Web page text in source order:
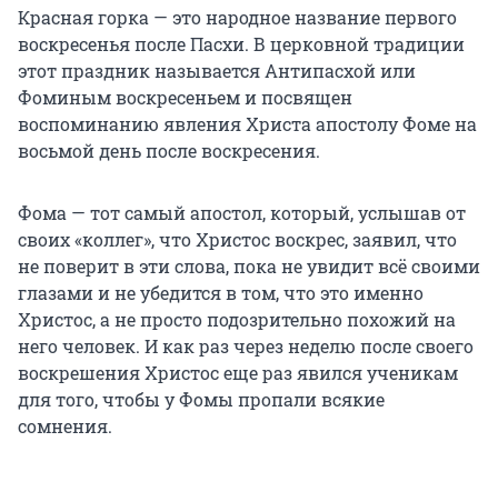
Красная горка — это народное название первого
воскресенья после Пасхи. В церковной традиции
этот праздник называется Антипасхой или
Фоминым воскресеньем и посвящен
воспоминанию явления Христа апостолу Фоме на
восьмой день после воскресения.
Фома — тот самый апостол, который, услышав от
своих «коллег», что Христос воскрес, заявил, что
не поверит в эти слова, пока не увидит всё своими
глазами и не убедится в том, что это именно
Христос, а не просто подозрительно похожий на
него человек. И как раз через неделю после своего
воскрешения Христос еще раз явился ученикам
для того, чтобы у Фомы пропали всякие
сомнения.